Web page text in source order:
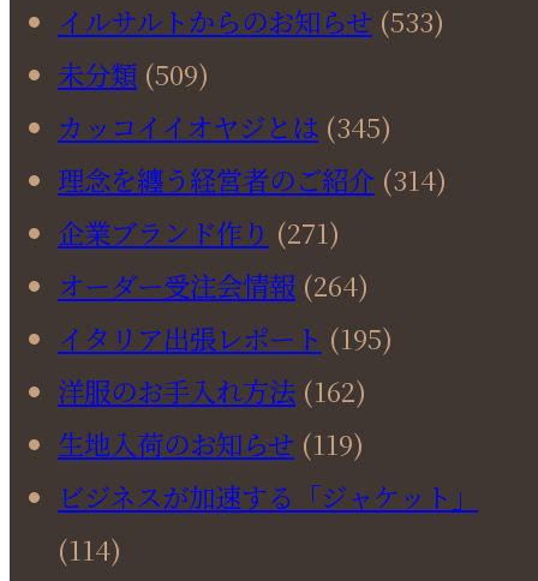
イルサルトからのお知らせ (533)
未分類 (509)
カッコイイオヤジとは (345)
理念を纏う経営者のご紹介 (314)
企業ブランド作り (271)
オーダー受注会情報 (264)
イタリア出張レポート (195)
洋服のお手入れ方法 (162)
生地入荷のお知らせ (119)
ビジネスが加速する「ジャケット」
(114)